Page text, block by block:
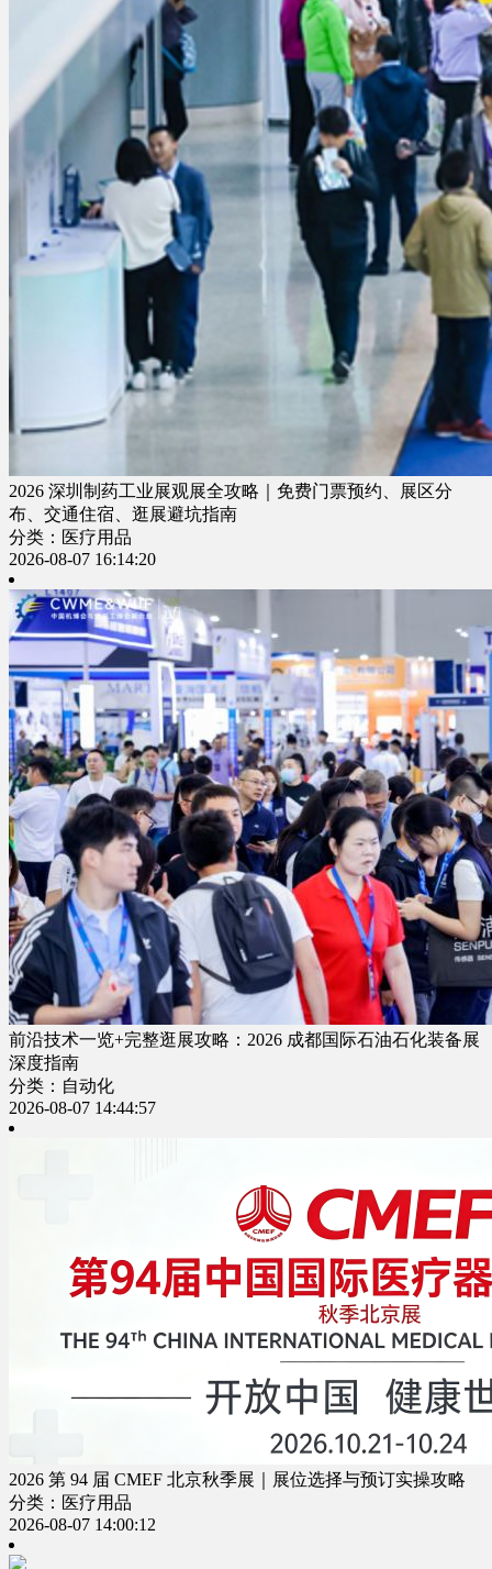
2026 深圳制药工业展观展全攻略｜免费门票预约、展区分
布、交通住宿、逛展避坑指南
分类：医疗用品
2026-08-07 16:14:20
前沿技术一览+完整逛展攻略：2026 成都国际石油石化装备展
深度指南
分类：自动化
2026-08-07 14:44:57
2026 第 94 届 CMEF 北京秋季展｜展位选择与预订实操攻略
分类：医疗用品
2026-08-07 14:00:12